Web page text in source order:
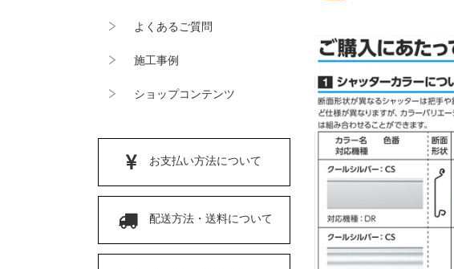
よくあるご質問
施工事例
ショップコンテンツ
お支払い方法について
配送方法・送料について